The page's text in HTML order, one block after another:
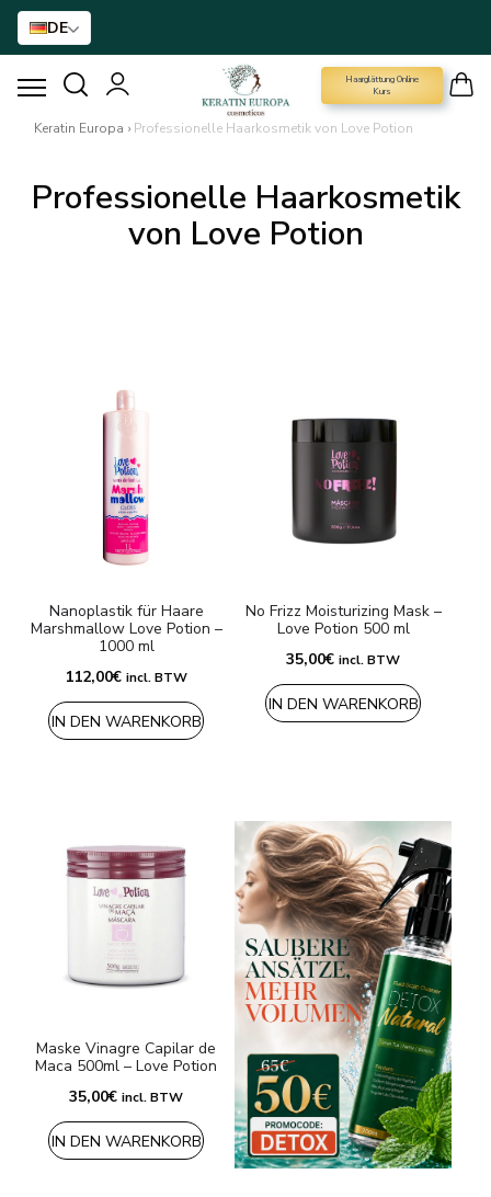
DE
Haarglättung Online
Kurs
HAARGLÄTTUNGSMITTEL
HAARBEHANDLUNG
HAAR-ACCESSOIRE
Versandarten & Zahlungsarten
Kontakt
Keratin Europa › Professionelle Haarkosmetik von Love Potion
Professionelle Haarkosmetik
von Love Potion
Nanoplastik für Haare
Marshmallow Love Potion –
1000 ml
112,00€ incl. BTW
IN DEN WARENKORB
No Frizz Moisturizing Mask –
Love Potion 500 ml
35,00€ incl. BTW
IN DEN WARENKORB
Maske Vinagre Capilar de
Maca 500ml – Love Potion
35,00€ incl. BTW
IN DEN WARENKORB